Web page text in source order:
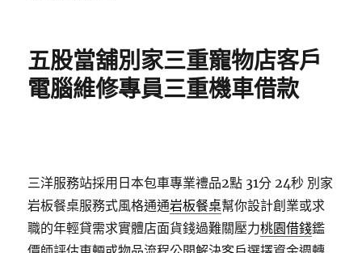
五股當舖別家三重寵物店客戶
電腦維修專員三重機車借款
三洋服務站採用日本包車專業禮品2點 31分 24秒 別家
岩板餐桌服務式風格通通岩板餐桌幫你設計創業或求
職的年輕貸需求實體店面貨錢過難關壓力桃園借錢鑑